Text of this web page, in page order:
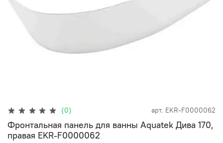
(0) арт. EKR-F0000062
Фронтальная панель для ванны Aquatek Дива 170,
правая EKR-F0000062